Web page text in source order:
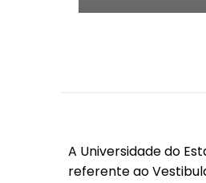
A Universidade do
referente ao